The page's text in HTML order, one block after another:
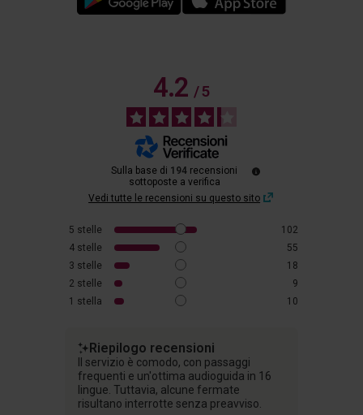
4.2/5
Sulla base di 194 recensioni
sottoposte a verifica
Vedi tutte le recensioni su questo sito
5 stelle
102
4 stelle
55
3 stelle
18
2 stelle
9
1 stella 10
Riepilogo recensioni
Il servizio è comodo, con passaggi
frequenti e un'ottima audioguida in 16
lingue. Tuttavia, alcune fermate
risultano interrotte senza preavviso.